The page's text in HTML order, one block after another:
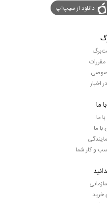
دانلود از سیپ‌اپ
اخبار
ما
ما
ما
و کار شما
خرید